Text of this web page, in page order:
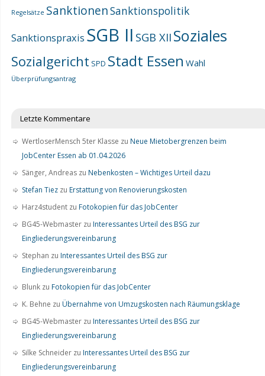
Regelsätze SanktionenSanktionspolitik
Sanktionspraxis SGB II SGB XII Soziales
Sozialgericht SPD Stadt Essen Wahl
Überprüfungsantrag
Letzte Kommentare
WertloserMensch 5ter Klasse zu Neue Mietobergrenzen beim
JobCenter Essen ab 01.04.2026
Sänger, Andreas zu Nebenkosten – Wichtiges Urteil dazu
Stefan Tiez zu Erstattung von Renovierungskosten
Harz4student zu Fotokopien für das JobCenter
BG45-Webmaster zu Interessantes Urteil des BSG zur
Eingliederungsvereinbarung
Stephan zu Interessantes Urteil des BSG zur
Eingliederungsvereinbarung
Blunk zu Fotokopien für das JobCenter
K. Behne zu Übernahme von Umzugskosten nach Räumungsklage
BG45-Webmaster zu Interessantes Urteil des BSG zur
Eingliederungsvereinbarung
Silke Schneider zu Interessantes Urteil des BSG zur
Eingliederungsvereinbarung